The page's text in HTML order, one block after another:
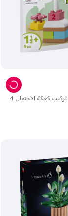
ليغو - مجموعة تركيب كعكة الاحتفال 4